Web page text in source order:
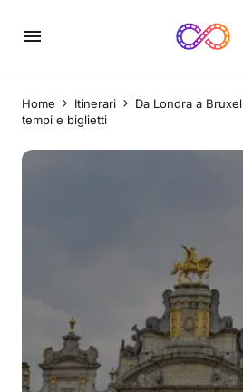
Home Itinerari
Da Londra a
tempi e biglietti